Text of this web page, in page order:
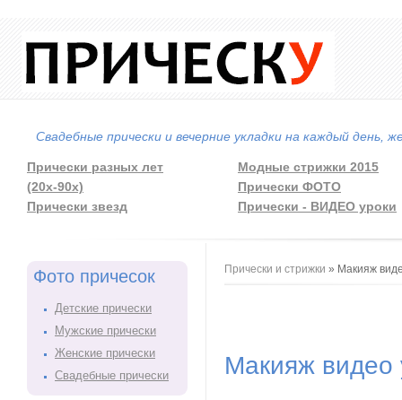
Свадебные прически и вечерние укладки на каждый день,
Прически разных лет
(20х-90х)
Прически звезд
Модные стрижки 2015
Прически ФОТО
Прически - ВИДЕО уроки
Фото причесок
Детские прически
Мужские прически
Женские прически
Свадебные прически
Вы здесь
Прически и стрижки » Макияж
Макияж видео